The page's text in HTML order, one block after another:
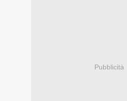
Pubblicità